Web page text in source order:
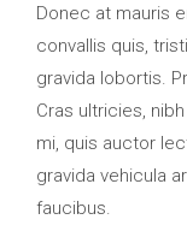
Donec at mauris
convallis quis,
gravida lobortis.
Cras ultricies,
mi, quis auctor
gravida vehicula
faucibus.